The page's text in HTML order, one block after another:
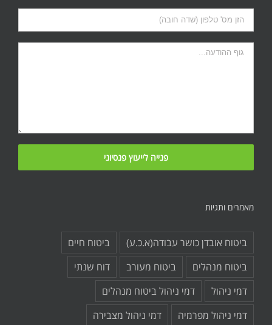
מאמרים ותגיות
ביטוח אובדן כושר עבודה(א.כ.ע)
ביטוח חיים
ביטוח מנהלים
ביטוח מעורב
דוח שנתי
דמי ניהול
דמי ניהול ביטוח מנהלים
דמי ניהול מפרמיה
דמי ניהול מצבירה